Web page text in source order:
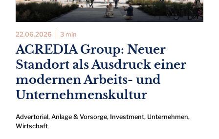
22.06.2026 3 min
ACREDIA Group: Neuer
Standort als Ausdruck einer
modernen Arbeits- und
Unternehmenskultur
Advertorial, Anlage & Vorsorge, Investment, Unternehmen,
Wirtschaft